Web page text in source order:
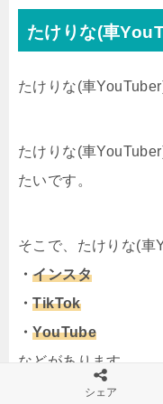
たけりな(車
たけりな(車
たけりな(車
たいです。
そこで、たけりな(車
・インスタ
・TikTok
・YouTube
などがあります。
シェア